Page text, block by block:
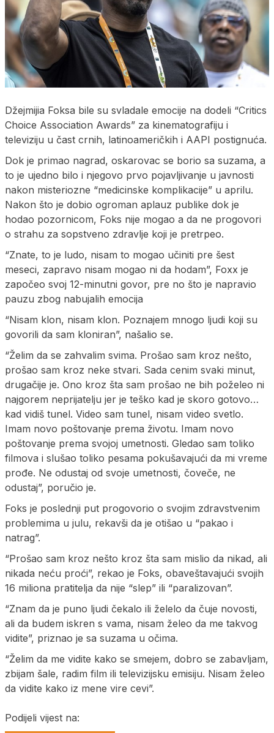
Džejmijia Foksa bile su svladale emocije na dodeli “Critics
Choice Association Awards” za kinematografiju i
televiziju u čast crnih, latinoameričkih i AAPI postignuća.
Dok je primao nagrad, oskarovac se borio sa suzama, a
to je ujedno bilo i njegovo prvo pojavljivanje u javnosti
nakon misteriozne “medicinske komplikacije” u aprilu.
Nakon što je dobio ogroman aplauz publike dok je
hodao pozornicom, Foks nije mogao a da ne progovori
o strahu za sopstveno zdravlje koji je pretrpeo.
“Znate, to je ludo, nisam to mogao učiniti pre šest
meseci, zapravo nisam mogao ni da hodam”, Foxx je
započeo svoj 12-minutni govor, pre no što je napravio
pauzu zbog nabujalih emocija
“Nisam klon, nisam klon. Poznajem mnogo ljudi koji su
govorili da sam kloniran”, našalio se.
“Želim da se zahvalim svima. Prošao sam kroz nešto,
prošao sam kroz neke stvari. Sada cenim svaki minut,
drugačije je. Ono kroz šta sam prošao ne bih poželeo ni
najgorem neprijatelju jer je teško kad je skoro gotovo…
kad vidiš tunel. Video sam tunel, nisam video svetlo.
Imam novo poštovanje prema životu. Imam novo
poštovanje prema svojoj umetnosti. Gledao sam toliko
filmova i slušao toliko pesama pokušavajući da mi vreme
prođe. Ne odustaj od svoje umetnosti, čoveče, ne
odustaj”, poručio je.
Foks je poslednji put progovorio o svojim zdravstvenim
problemima u julu, rekavši da je otišao u “pakao i
natrag”.
“Prošao sam kroz nešto kroz šta sam mislio da nikad, ali
nikada neću proći”, rekao je Foks, obaveštavajući svojih
16 miliona pratitelja da nije “slep” ili “paralizovan”.
“Znam da je puno ljudi čekalo ili želelo da čuje novosti,
ali da budem iskren s vama, nisam želeo da me takvog
vidite”, priznao je sa suzama u očima.
“Želim da me vidite kako se smejem, dobro se zabavljam,
zbijam šale, radim film ili televizijsku emisiju. Nisam želeo
da vidite kako iz mene vire cevi”.
Podijeli vijest na: